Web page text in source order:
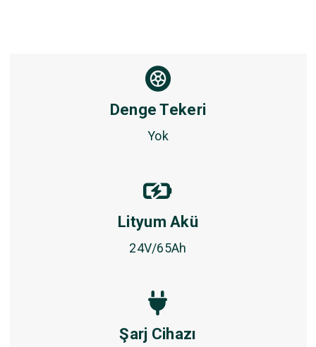
Denge Tekeri
Yok
Lityum Akü
24V/65Ah
Şarj Cihazı